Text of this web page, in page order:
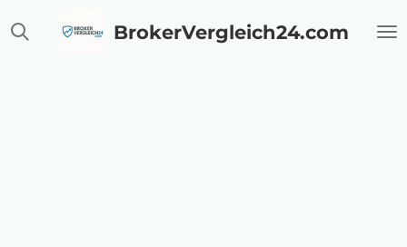
Hauptinhalt
BrokerVergleich24.com